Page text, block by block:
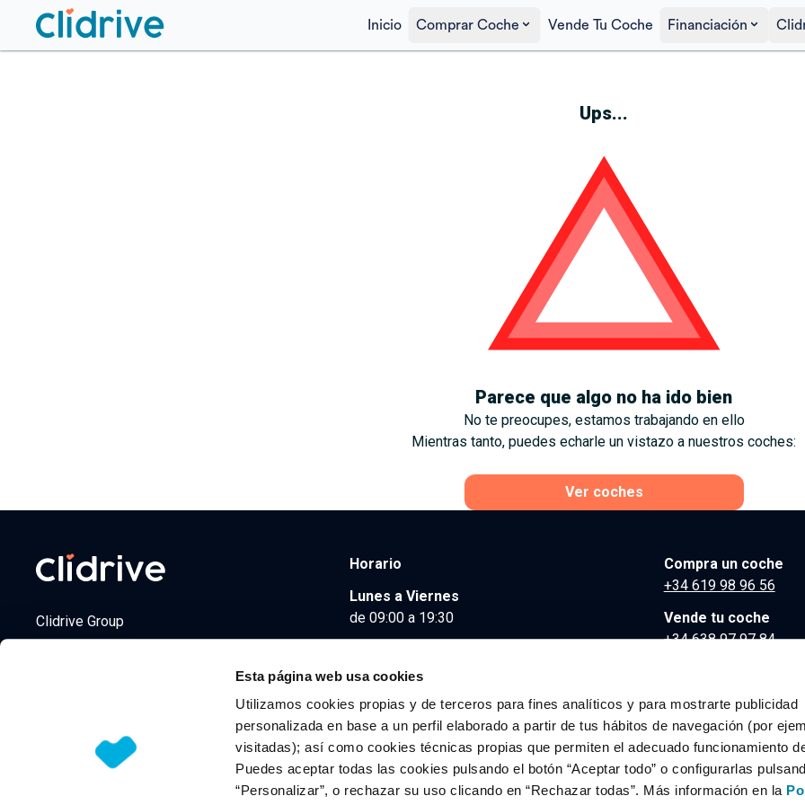
Esta página web usa cookies
Utilizamos cookies propias y de terceros para fines analíticos y para mostrarte publicidad
personalizada en base a un perfil elaborado a partir de tus hábitos de navegación (por
visitadas); así como cookies técnicas propias que permiten el adecuado funcionamiento
Puedes aceptar todas las cookies pulsando el botón “Aceptar todo” o configurarlas
“Personalizar”, o rechazar su uso clicando en “Rechazar todas”. Más información en la
Inicio Comprar Coche Vende Tu Coche Financiación
Ups...
Parece que algo no ha ido bien
No te preocupes, estamos trabajando en ello
Mientras tanto, puedes echarle un vistazo a nuestros coches:
Ver coches
Clidrive Group
Horario
Lunes a Viernes
de 09:00 a 19:30
Compra un coche
+34 619 98 96 56
Vende tu coche
+34 638 97 97 84
© 2026 CLIDRIVE CAPITAL, SOCIEDAD LIMITADA. Todos los derechos reservados.